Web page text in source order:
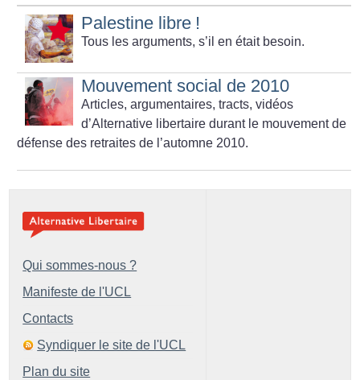
Palestine libre !
Tous les arguments, s’il en était besoin.
Mouvement social de 2010
Articles, argumentaires, tracts, vidéos
d’Alternative libertaire durant le mouvement de
défense des retraites de l’automne 2010.
Qui sommes-nous ?
Manifeste de l'UCL
Contacts
Syndiquer le site de l'UCL
Plan du site